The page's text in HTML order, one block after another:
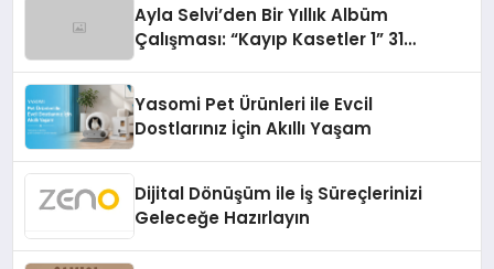
Ayla Selvi’den Bir Yıllık Albüm
Çalışması: “Kayıp Kasetler 1” 31
Yasomi Pet Ürünleri ile Evcil
Dostlarınız İçin Akıllı Yaşam
Dijital Dönüşüm ile İş Süreçlerinizi
Geleceğe Hazırlayın